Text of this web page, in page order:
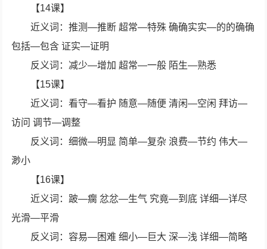
【14课】
近义词：推测—推断 超常—特殊 确确实实—的的确确
包括—包含 证实—证明
反义词：减少—增加 超常—一般 陌生—熟悉
【15课】
近义词：看守—看护 随意—随便 清闲—空闲 拜访—
访问 调节—调整
反义词：细微—明显 简单—复杂 浪费—节约 伟大—
渺小
【16课】
近义词：跛—瘸 忿忿—生气 究竟—到底 详细—详尽
光滑—平滑
反义词：容易—困难 细小—巨大 深—浅 详细—简略